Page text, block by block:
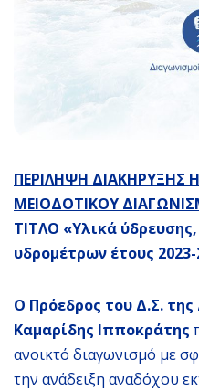
ΠΕΡΙΛΗΨΗ ΔΙΑΚΗΡΥΞΗΣ
ΜΕΙΟΔΟΤΙΚΟΥ
ΤΙΤΛΟ «Υλικά
υδρομέτρων έτους 2023-
Ο Πρόεδρος του Δ.Σ. της
Καμαρίδης Ιπποκράτης
ανοικτό διαγωνισμό με
την ανάδειξη αναδόχου